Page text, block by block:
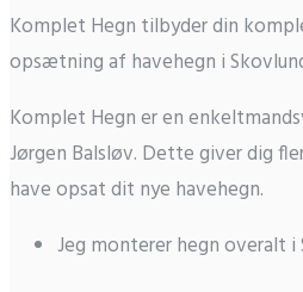
Komplet Hegn tilbyder din
opsætning af havehegn i
Komplet Hegn er en
Jørgen Balsløv. Dette giver dig
have opsat dit nye havehegn.
Jeg monterer hegn overalt